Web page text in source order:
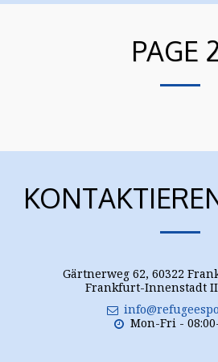
PAGE
Gärtnerweg 62, 60322
Frankfurt-Innenstadt
Mon-Fri -